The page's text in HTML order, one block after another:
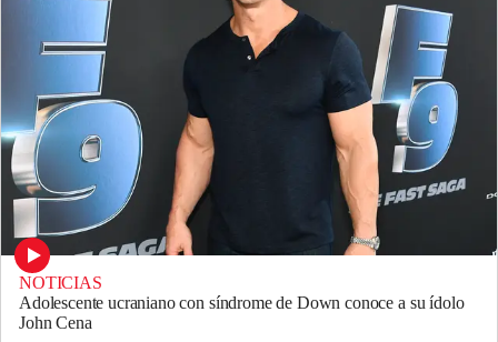
NOTICIAS
Adolescente ucraniano con síndrome de Down conoce a su ídolo
John Cena